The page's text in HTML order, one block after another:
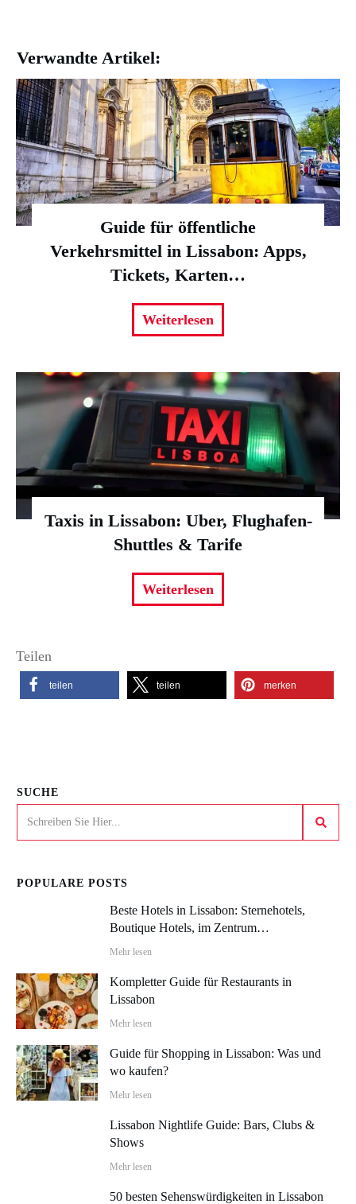
Verwandte Artikel:
Guide für öffentliche
Verkehrsmittel in Lissabon: Apps,
Tickets, Karten…
Weiterlesen
Taxis in Lissabon: Uber, Flughafen-
Shuttles & Tarife
Weiterlesen
Teilen
teilen teilen merken
SUCHE
POPULARE POSTS
Beste Hotels in Lissabon: Sternehotels,
Boutique Hotels, im Zentrum…
Mehr lesen
Kompletter Guide für Restaurants in
Lissabon
Mehr lesen
Guide für Shopping in Lissabon: Was und
wo kaufen?
Mehr lesen
Lissabon Nightlife Guide: Bars, Clubs &
Shows
Mehr lesen
50 besten Sehenswürdigkeiten in Lissabon